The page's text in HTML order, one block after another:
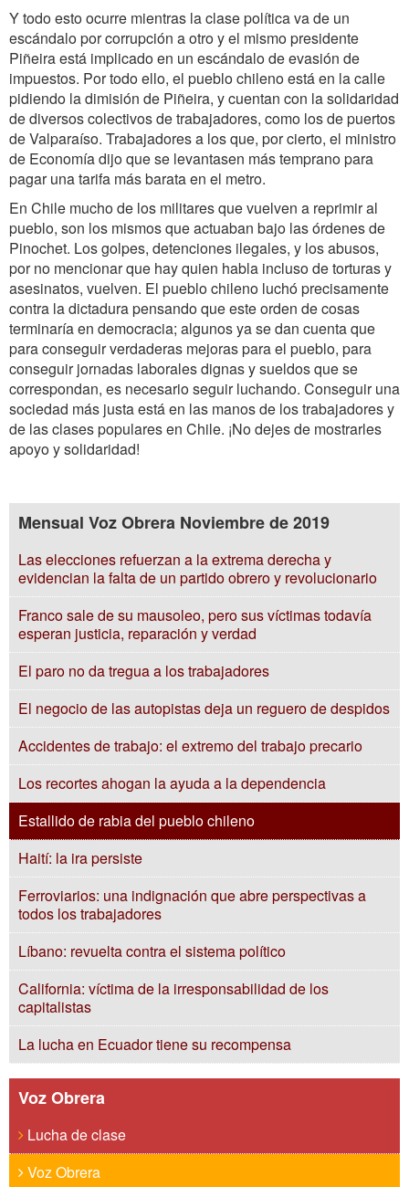
Y todo esto ocurre mientras la clase política va de un
escándalo por corrupción a otro y el mismo presidente
Piñeira está implicado en un escándalo de evasión de
impuestos. Por todo ello, el pueblo chileno está en la calle
pidiendo la dimisión de Piñeira, y cuentan con la solidaridad
de diversos colectivos de trabajadores, como los de puertos
de Valparaíso. Trabajadores a los que, por cierto, el ministro
de Economía dijo que se levantasen más temprano para
pagar una tarifa más barata en el metro.
En Chile mucho de los militares que vuelven a reprimir al
pueblo, son los mismos que actuaban bajo las órdenes de
Pinochet. Los golpes, detenciones ilegales, y los abusos,
por no mencionar que hay quien habla incluso de torturas y
asesinatos, vuelven. El pueblo chileno luchó precisamente
contra la dictadura pensando que este orden de cosas
terminaría en democracia; algunos ya se dan cuenta que
para conseguir verdaderas mejoras para el pueblo, para
conseguir jornadas laborales dignas y sueldos que se
correspondan, es necesario seguir luchando. Conseguir una
sociedad más justa está en las manos de los trabajadores y
de las clases populares en Chile. ¡No dejes de mostrarles
apoyo y solidaridad!
Mensual Voz Obrera Noviembre de 2019
Las elecciones refuerzan a la extrema derecha y
evidencian la falta de un partido obrero y revolucionario
Franco sale de su mausoleo, pero sus víctimas todavía
esperan justicia, reparación y verdad
El paro no da tregua a los trabajadores
El negocio de las autopistas deja un reguero de despidos
Accidentes de trabajo: el extremo del trabajo precario
Los recortes ahogan la ayuda a la dependencia
Estallido de rabia del pueblo chileno
Haití: la ira persiste
Ferroviarios: una indignación que abre perspectivas a
todos los trabajadores
Líbano: revuelta contra el sistema político
California: víctima de la irresponsabilidad de los
capitalistas
La lucha en Ecuador tiene su recompensa
Voz Obrera
Lucha de clase
Voz Obrera